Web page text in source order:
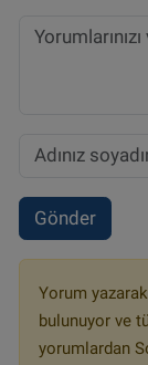
Gönder
Yorum yazarak
bulunuyor ve
yorumlardan